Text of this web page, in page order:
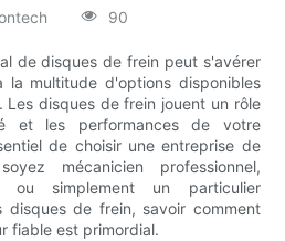
90
de disques de frein peut s'avérer
la multitude d'options disponibles
Les disques de frein jouent un rôle
et les performances de votre
de choisir une entreprise de
mécanicien professionnel,
ou simplement un particulier
disques de frein, savoir comment
fiable est primordial.